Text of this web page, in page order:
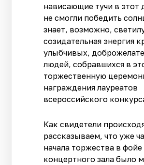
нависающие тучи в этот
не смогли победить
знает, возможно,
созидательная энергия
улыбчивых,
людей, собравшихся в
торжественную
награждения лауреатов
всероссийского
Как свидетели
рассказываем, что уже
начала торжества в фойе
концертного зала было